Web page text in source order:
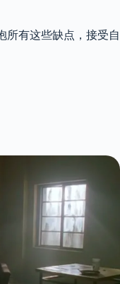
所有这些缺点，接受自